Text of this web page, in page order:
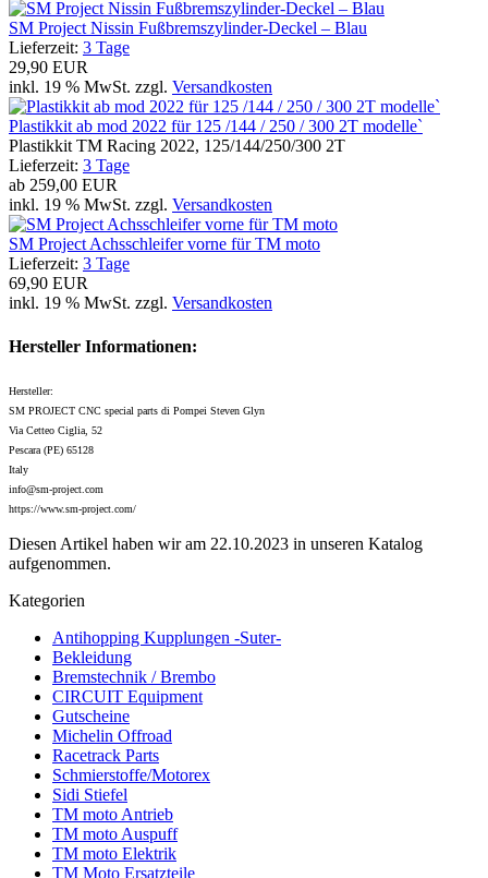
SM Project Nissin Fußbremszylinder-Deckel – Blau
Lieferzeit: 3 Tage
29,90 EUR
inkl. 19 % MwSt. zzgl. Versandkosten
Plastikkit ab mod 2022 für 125 /144 / 250 / 300 2T modelle`
Plastikkit TM Racing 2022, 125/144/250/300 2T
Lieferzeit: 3 Tage
ab 259,00 EUR
inkl. 19 % MwSt. zzgl. Versandkosten
SM Project Achsschleifer vorne für TM moto
Lieferzeit: 3 Tage
69,90 EUR
inkl. 19 % MwSt. zzgl. Versandkosten
Hersteller Informationen:
Hersteller:
SM PROJECT CNC special parts di Pompei Steven Glyn
Via Cetteo Ciglia, 52
Pescara (PE) 65128
Italy
info@sm-project.com
https://www.sm-project.com/
Diesen Artikel haben wir am 22.10.2023 in unseren Katalog
aufgenommen.
Kategorien
Antihopping Kupplungen -Suter-
Bekleidung
Bremstechnik / Brembo
CIRCUIT Equipment
Gutscheine
Michelin Offroad
Racetrack Parts
Schmierstoffe/Motorex
Sidi Stiefel
TM moto Antrieb
TM moto Auspuff
TM moto Elektrik
TM Moto Ersatzteile